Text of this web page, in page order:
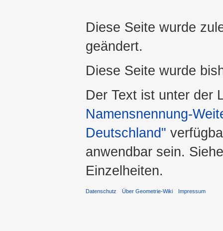
Diese Seite wurde
geändert.
Diese Seite wurde
Der Text ist unter der
Namensnennung-
Deutschland"
anwendbar sein.
Einzelheiten.
Datenschutz Über Geometrie-Wiki Impressum